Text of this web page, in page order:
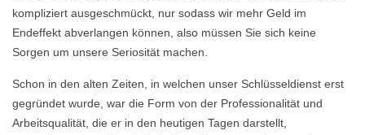
kompliziert ausgeschmückt, nur sodass wir mehr Geld im
Endeffekt abverlangen können, also müssen Sie sich keine
Sorgen um unsere Seriosität machen.
Schon in den alten Zeiten, in welchen unser Schlüsseldienst erst
gegründet wurde, war die Form von der Professionalität und
Arbeitsqualität, die er in den heutigen Tagen darstellt,